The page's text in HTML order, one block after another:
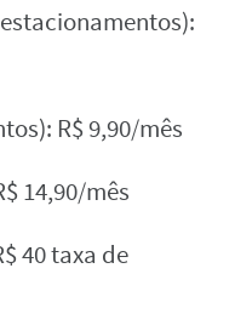
R$ 9,90/mês
14,90/mês
40 taxa de